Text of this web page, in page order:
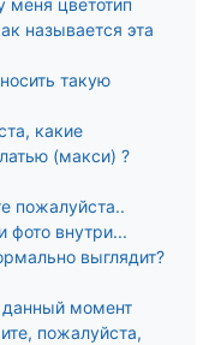
меня цветотип
называется эта
такую
какие
(макси) ?
пожалуйста..
внутри...
выглядит?
данный момент
пожалуйста,